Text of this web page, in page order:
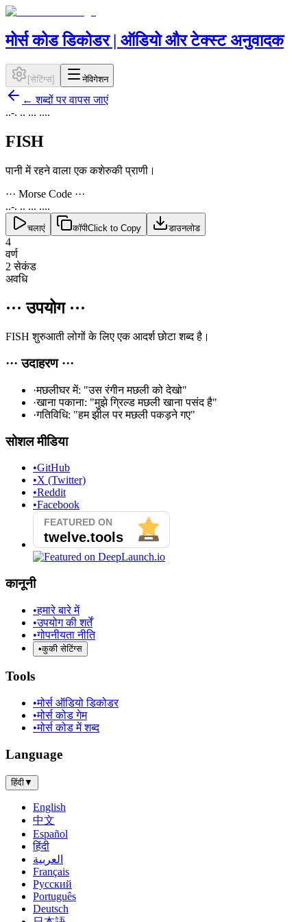
मोर्स कोड डिकोडर | ऑडियो और टेक्स्ट अनुवादक
[सेटिंग्स] नेविगेशन
←शब्दों पर वापस जाएं
..-. .. ... ....
FISH
पानी में रहने वाला एक कशेरुकी प्राणी।
··· Morse Code ···
..-. .. ... ....
चलाएं कॉपीClick to Copy डाउनलोड
4
वर्ण
2 सेकंड
अवधि
···उपयोग···
FISH शुरुआती लोगों के लिए एक आदर्श छोटा शब्द है।
···उदाहरण···
·मछलीघर में: "उस रंगीन मछली को देखो"
·खाना पकाना: "मुझे ग्रिल्ड मछली खाना पसंद है"
·गतिविधि: "हम झील पर मछली पकड़ने गए"
सोशल मीडिया
•GitHub
•X (Twitter)
•Reddit
•Facebook
कानूनी
•हमारे बारे में
•उपयोग की शर्तें
•गोपनीयता नीति
•कुकी सेटिंग्स
Tools
•मोर्स ऑडियो डिकोडर
•मोर्स कोड गेम
•मोर्स कोड में शब्द
Language
हिंदी▼
English
中文
Español
हिंदी
العربية
Français
Русский
Português
Deutsch